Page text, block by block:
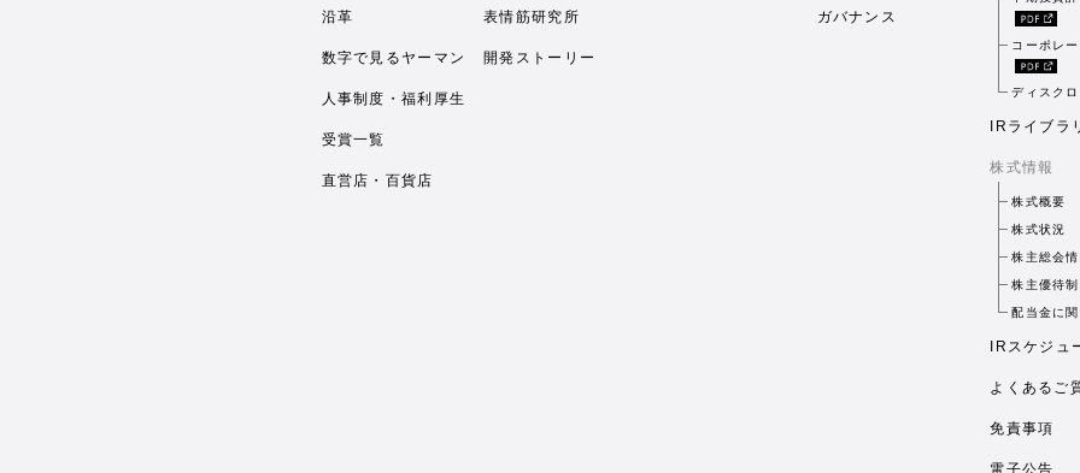
沿革
数字で見るヤーマン
人事制度・福利厚生
受賞一覧
直営店・百貨店
表情筋研究所
開発ストーリー
ガバナンス
コーポレ
ディスク
IRライブラ
株式情報
株式概要
株式状況
株主総会情
株主優待
配当金に
IRスケジュ
よくあるご
免責事項
電子公告